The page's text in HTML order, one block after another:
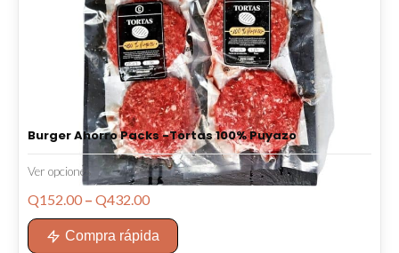
Burger Ahorro Packs -Tortas 100% Puyazo
Ver opciones
Q152.00 – Q432.00Price
range:
Q152.00
Compra rápida